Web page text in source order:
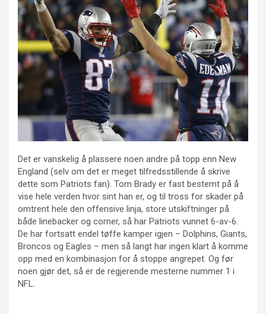
Det er vanskelig å plassere noen andre på topp enn New
England (selv om det er meget tilfredsstillende å skrive
dette som Patriots fan). Tom Brady er fast bestemt på å
vise hele verden hvor sint han er, og til tross for skader på
omtrent hele den offensive linja, store utskiftninger på
både linebacker og corner, så har Patriots vunnet 6-av-6.
De har fortsatt endel tøffe kamper igjen – Dolphins, Giants,
Broncos og Eagles – men så langt har ingen klart å komme
opp med en kombinasjon for å stoppe angrepet. Og før
noen gjør det, så er de regjerende mesterne nummer 1 i
NFL.